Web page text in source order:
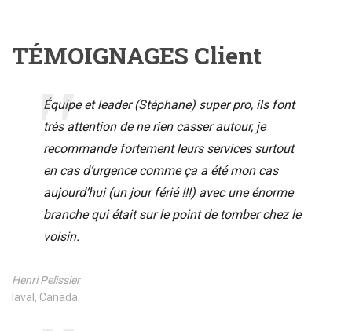
TÉMOIGNAGES Client
Équipe et leader (Stéphane) super pro, ils font
très attention de ne rien casser autour, je
recommande fortement leurs services surtout
en cas d’urgence comme ça a été mon cas
aujourd’hui (un jour férié !!!) avec une énorme
branche qui était sur le point de tomber chez le
voisin.
Henri Pelissier
laval, Canada